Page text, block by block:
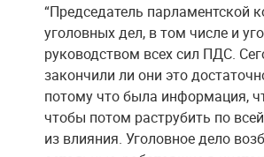
“Председатель парламентской
уголовных дел, в том числе и
руководством всех сил ПДС.
закончили ли они это
потому что была информация,
чтобы потом раструбить по
из влияния. Уголовное дело